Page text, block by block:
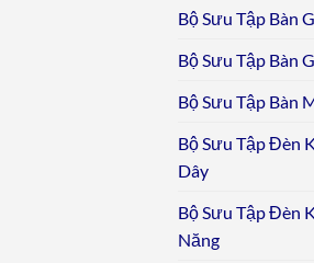
Bộ Sưu Tập Bàn
Bộ Sưu Tập Bàn
Bộ Sưu Tập Bàn
Bộ Sưu Tập Đèn
Dây
Bộ Sưu Tập Đèn
Năng